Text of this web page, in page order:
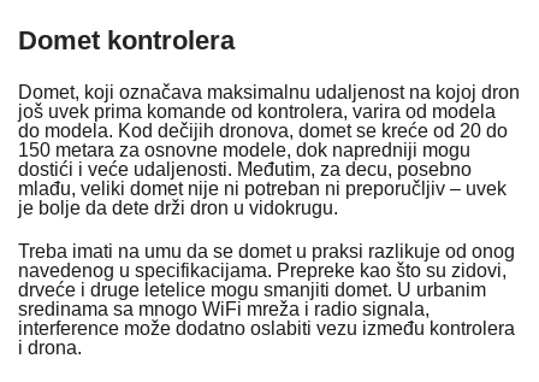
Domet kontrolera
Domet, koji označava maksimalnu udaljenost na kojoj dron
još uvek prima komande od kontrolera, varira od modela
do modela. Kod dečijih dronova, domet se kreće od 20 do
150 metara za osnovne modele, dok napredniji mogu
dostići i veće udaljenosti. Međutim, za decu, posebno
mlađu, veliki domet nije ni potreban ni preporučljiv – uvek
je bolje da dete drži dron u vidokrugu.
Treba imati na umu da se domet u praksi razlikuje od onog
navedenog u specifikacijama. Prepreke kao što su zidovi,
drveće i druge letelice mogu smanjiti domet. U urbanim
sredinama sa mnogo WiFi mreža i radio signala,
interference može dodatno oslabiti vezu između kontrolera
i drona.